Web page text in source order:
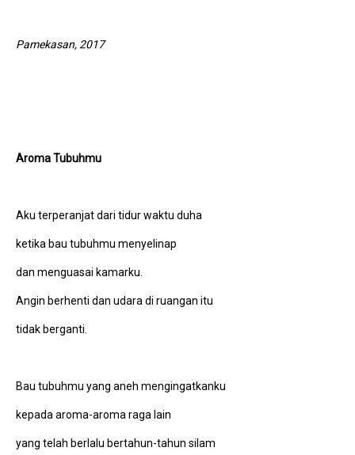
Pamekasan, 2017
Aroma Tubuhmu
Aku terperanjat dari tidur waktu duha
ketika bau tubuhmu menyelinap
dan menguasai kamarku.
Angin berhenti dan udara di ruangan itu
tidak berganti.
Bau tubuhmu yang aneh mengingatkanku
kepada aroma-aroma raga lain
yang telah berlalu bertahun-tahun silam